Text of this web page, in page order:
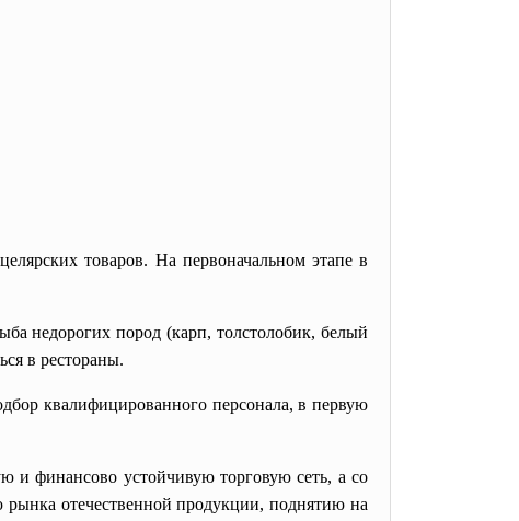
товаров. На первоначальном этапе в
недорогих пород (карп, толстолобик, белый
в рестораны.
квалифицированного персонала, в первую
и финансово устойчивую торговую сеть, а со
отечественной продукции, поднятию на